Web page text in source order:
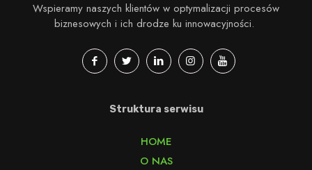
Wspieramy naszych klientów w optymalizacji procesów
biznesowych i ich drodze ku innowacyjności.
Struktura serwisu
HOME
O NAS